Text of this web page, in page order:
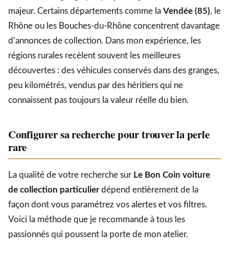
majeur. Certains départements comme la Vendée (85), le
Rhône ou les Bouches-du-Rhône concentrent davantage
d’annonces de collection. Dans mon expérience, les
régions rurales recèlent souvent les meilleures
découvertes : des véhicules conservés dans des granges,
peu kilométrés, vendus par des héritiers qui ne
connaissent pas toujours la valeur réelle du bien.
Configurer sa recherche pour trouver la perle
rare
La qualité de votre recherche sur Le Bon Coin voiture
de collection particulierdépend entièrement de la
façon dont vous paramétrez vos alertes et vos filtres.
Voici la méthode que je recommande à tous les
passionnés qui poussent la porte de mon atelier.